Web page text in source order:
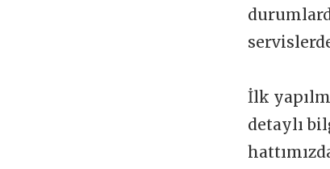
İlk
detaylı